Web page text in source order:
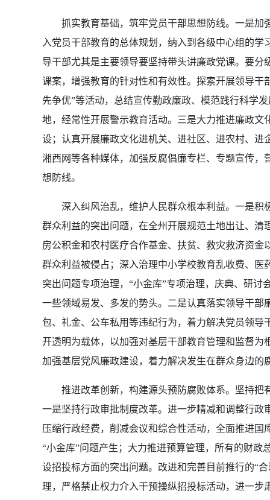
抓实教育基础，筑牢党员干部思想防线。一是加
入党员干部教育的总体规划，纳入到各级中心组的
导干部尤其是主要领导要坚持带头讲廉政党课。要
课案，增强教育的针对性和有效性。探索开展领导
先争优”等活动，总结宣传勤政廉政、模范践行科学
地，经常性开展警示教育活动。三是大力推进廉政
设；认真开展廉政文化进机关、进社区、进农村、
湘西网等各种媒体，加强反腐倡廉专栏、专题宣传
想防线。
深入纠风治乱，维护人民群众根本利益。一是积
群众利益的突出问题，在全州开展规范土地出让、
房公积金和农村医疗合作基金、扶贫、救灾救济资
群众利益被侵占；深入治理中小学校教育乱收费、
突出问题专项治理，“小金库”专项治理，庆典、研
一些领域易发、多发的势头。二是认真落实领导干
包、礼金、公车私用等违纪行为，着力解决党员领
开透明为载体，以加强对基层干部教育管理和监督
加强基层党风廉政建设，着力解决发生在群众身边的
推进改革创新，构建源头预防腐败体系。坚持把
一是坚持行政审批制度改革。进一步精减和调整行
压缩行政经费，削减会议和综合性活动，全面推进
“小金库”问题产生；大力推进预算管理，所有的财
设招投标方面的突出问题。改进和完善目前推行的“
理，严格禁止权力介入干预操纵招投标活动，进一